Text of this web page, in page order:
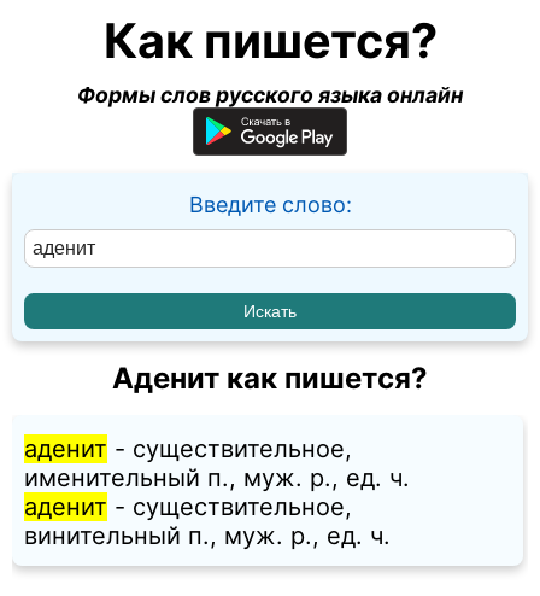
Как пишется?
Формы слов русского языка онлайн
Введите слово:
Аденит как пишется?
аденит - существительное,
именительный п., муж. p., ед. ч.
аденит - существительное,
винительный п., муж. p., ед. ч.